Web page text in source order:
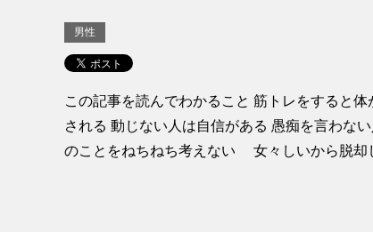
男性
この記事を読んでわかること 筋トレをすると
される 動じない人は自信がある 愚痴を言わな
のことをねちねち考えない 女々しいから脱却